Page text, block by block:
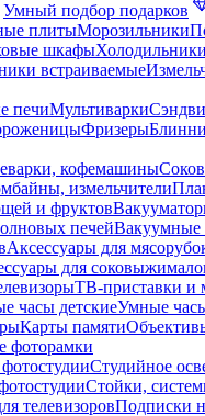
Умный подбор подарков
плитыМорозильники
шкафы
встраиваемые
печиМультиварки
Фризеры
кофемашины
измельчители
и фруктов
печейВакуумные
Аксессуары для
для
ТВ-приставки и
часы детскиеУмные
Карты памяти
фоторамки
Студийное
Стойки,
телевизоровПодписки